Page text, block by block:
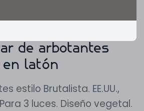
de arbotantes
en latón
estilo Brutalista. EE.UU.,
3 luces. Diseño vegetal.